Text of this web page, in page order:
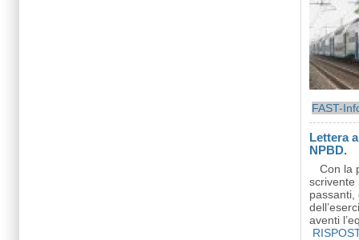
FAST-
Lettera
NPBD.
Con la
scrivente
passanti,
aventi